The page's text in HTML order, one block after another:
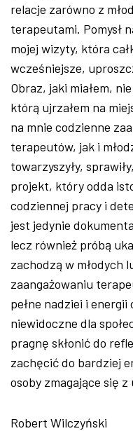
relacje zarówno z m
terapeutami. Pomysł
mojej wizyty, która ca
wcześniejsze,
Obraz, jaki miałem,
którą ujrzałem na
na mnie codzienne
terapeutów, jak i m
towarzyszyły,
projekt, który odda
codziennej pracy i
jest jedynie
lecz również próbą
zachodzą w młodych
zaangażowaniu
pełne nadziei i
niewidoczne dla
pragnę skłonić do
zachęcić do bardziej
osoby zmagające się z
Robert Wilczyński